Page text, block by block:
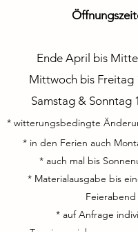
Ende April bis
Mittwoch bis Freitag
Samstag & Sonntag
* witterungsbedingte
* in den Ferien auch
* auch mal bis
* Materialausgabe bis
Feierabend
* auf Anfrage
Terminvereinbarungen